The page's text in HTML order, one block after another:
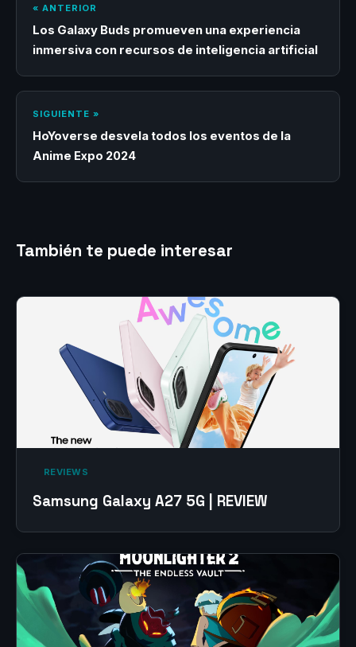
« ANTERIOR
Los Galaxy Buds promueven una experiencia
inmersiva con recursos de inteligencia artificial
SIGUIENTE »
HoYoverse desvela todos los eventos de la
Anime Expo 2024
También te puede interesar
‎ REVIEWS‎
Samsung Galaxy A27 5G | REVIEW